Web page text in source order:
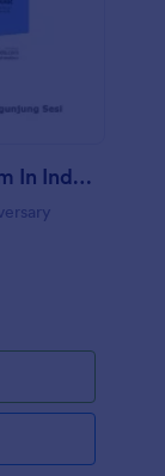
Alumni Event Registration Form In Indonesian